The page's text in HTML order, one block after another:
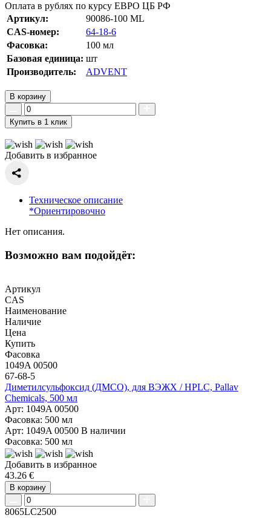
Оплата в рублях по курсу ЕВРО ЦБ РФ
Артикул:
90086-100 ML
CAS-номер:
64-18-6
Фасовка:
100 мл
Базовая единица: шт
Производитель:
ADVENT
В корзину
Купить в 1 клик
Добавить в избранное
Техническое описание
*Ориентировочно
Нет описания.
Возможно вам подойдёт:
Артикул
CAS
Наименование
Наличие
Цена
Купить
Фасовка
1049A 00500
67-68-5
Диметилсульфоксид (ДМСО), для ВЭЖХ / HPLC, Pallav
Chemicals, 500 мл
Арт: 1049A 00500
Фасовка: 500 мл
Арт: 1049A 00500 В наличии
Фасовка: 500 мл
Добавить в избранное
43.26 €
В корзину
8065LC2500